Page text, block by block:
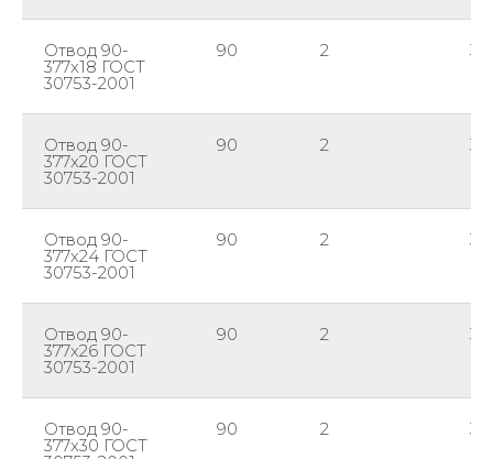
Отвод 90-
377х18 ГОСТ
30753-2001
90 2
Отвод 90-
377х20 ГОСТ
30753-2001
90 2
Отвод 90-
377х24 ГОСТ
30753-2001
90 2
Отвод 90-
377х26 ГОСТ
30753-2001
90 2
Отвод 90-
377х30 ГОСТ
90 2